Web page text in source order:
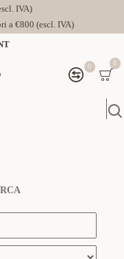
IVA)
a €800 (escl. IVA)
0 0